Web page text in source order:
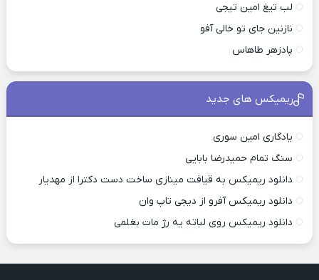
لب تیغ امین تیجی
نازنین جای تو خالی آفو
پادزهر طاهاس
ریمیکس های جدید
یادگاری امین سوری
سنگ تمام حمیدرضا بابایی
دانلود ریمیکس به قیافت مینازی ساخت دست دکترا از مهدیار
دانلود ریمیکس آفرو از ديجی تاپ وان
دانلود ریمیکس روی لباته یه رژ مات بغلمی